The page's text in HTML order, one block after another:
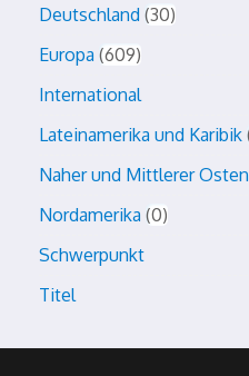
Deutschland 30
Europa 609
International
Lateinamerika und Karibik
Naher und Mittlerer Osten
Nordamerika 0
Schwerpunkt
Titel